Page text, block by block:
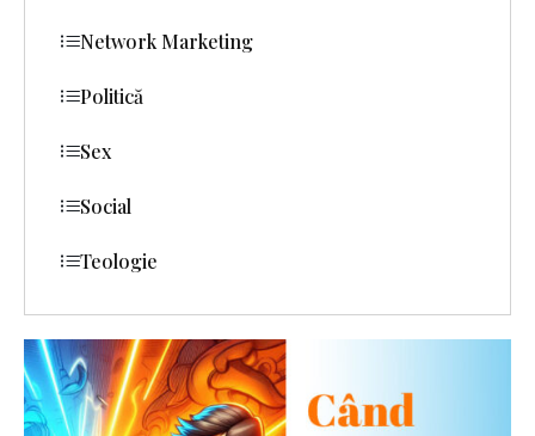
Network Marketing
Politică
Sex
Social
Teologie